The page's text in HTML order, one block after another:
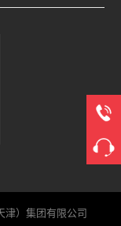
津）集团有限公司